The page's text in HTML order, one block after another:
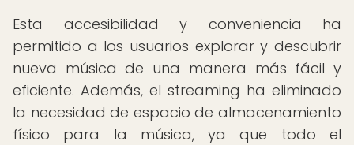
Esta accesibilidad y conveniencia ha
permitido a los usuarios explorar y descubrir
nueva música de una manera más fácil y
eficiente. Además, el streaming ha eliminado
la necesidad de espacio de almacenamiento
físico para la música, ya que todo el